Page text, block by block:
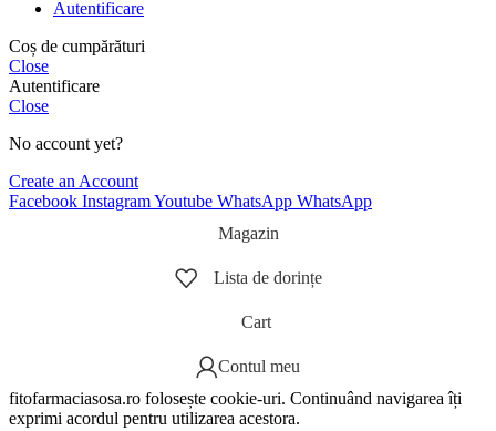
Autentificare
Coș de cumpărături
Close
Autentificare
Close
No account yet?
Create an Account
Facebook InstagramYoutube WhatsApp WhatsApp
Magazin
Lista de dorințe
Cart
Contul meu
fitofarmaciasosa.ro folosește cookie-uri. Continuând navigarea îți
exprimi acordul pentru utilizarea acestora.